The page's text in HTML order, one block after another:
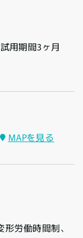
用期間3ヶ月
MAPを見る
労働時間制、